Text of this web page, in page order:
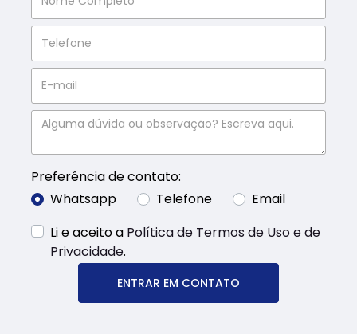
Preferência de contato:
Whatsapp
Telefone
Email
Li e aceito a Política de Termos de Uso e de
Privacidade.
ENTRAR EM CONTATO